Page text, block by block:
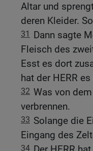
Altar und
deren Kleider.
31
Dann sagte
Fleisch des
Esst es dort
hat der HERR
32 Was von
verbrennen.
33 Solange die
Eingang des
34